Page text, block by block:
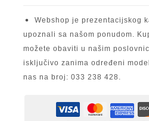
Webshop je prezentacijskog
upoznali sa našom ponudom.
možete obaviti u našim
isključivo zanima određeni
nas na broj: 033 238 428.